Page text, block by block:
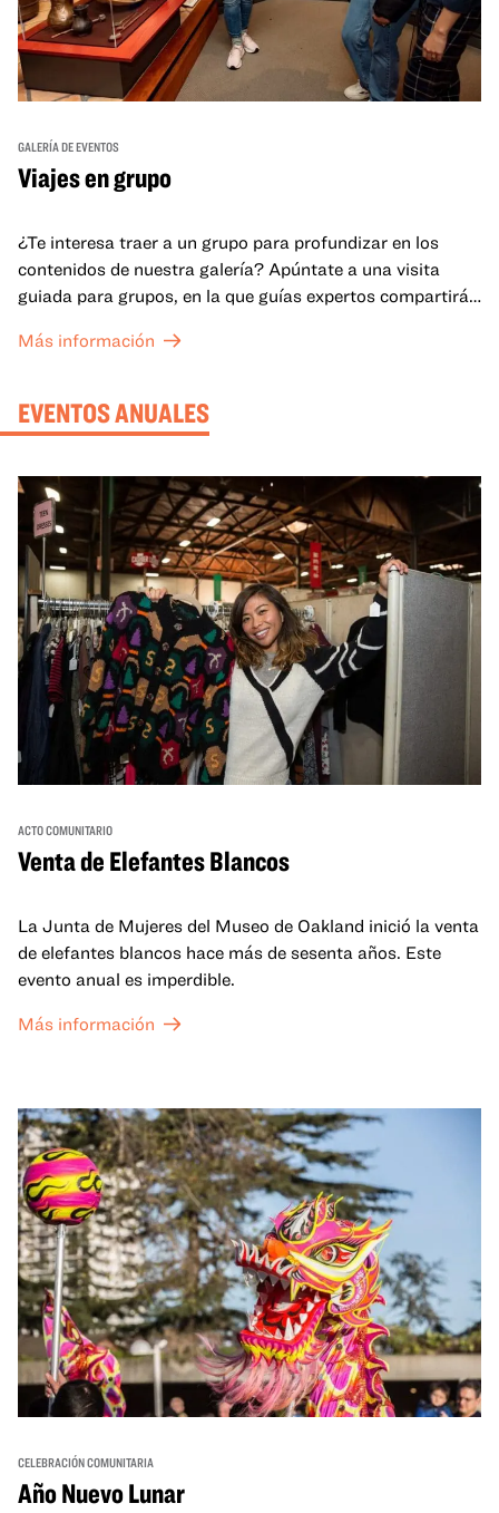
GALERÍA DE EVENTOS
Viajes en grupo
¿Te interesa traer a un grupo para profundizar en los
contenidos de nuestra galería? Apúntate a una visita
guiada para grupos, en la que guías expertos compartirán
mejor lo que se expone en las galerías del OMCA.
Más información
EVENTOS ANUALES
ACTO COMUNITARIO
Venta de Elefantes Blancos
La Junta de Mujeres del Museo de Oakland inició la venta
de elefantes blancos hace más de sesenta años. Este
evento anual es imperdible.
Más información
CELEBRACIÓN COMUNITARIA
Año Nuevo Lunar